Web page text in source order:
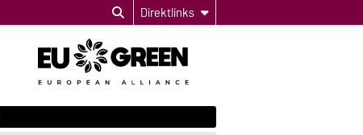
Direktlinks